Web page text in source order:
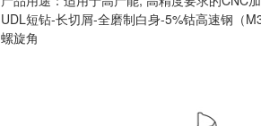
UDL短钻-长切屑-全磨制白身-5%钴高速钢（
螺旋角